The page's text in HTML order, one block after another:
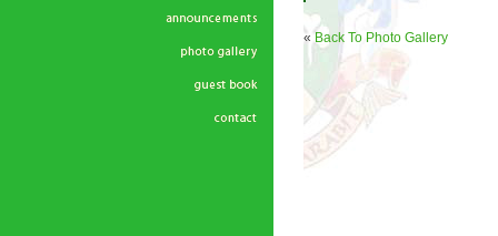
« Back To Photo Gallery